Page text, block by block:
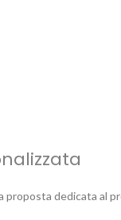
proposta dedicata al